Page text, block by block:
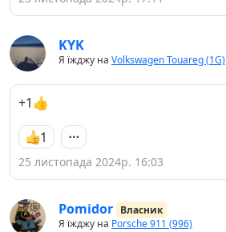
KYK
Я їжджу на Volkswagen Touareg (1G)
+1👍
1
25 листопада 2024р. 16:03
Pomidor Власник
Я їжджу на Porsche 911 (996)